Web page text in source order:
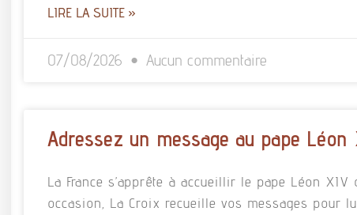
LIRE LA SUITE »
07/08/2026 Aucun commentaire
Adressez un message au pape Léon
La France s’apprête à accueillir le pape Léon XIV
occasion, La Croix recueille vos messages pour